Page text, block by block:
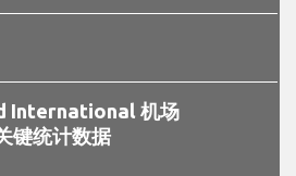
International 机场
键统计数据